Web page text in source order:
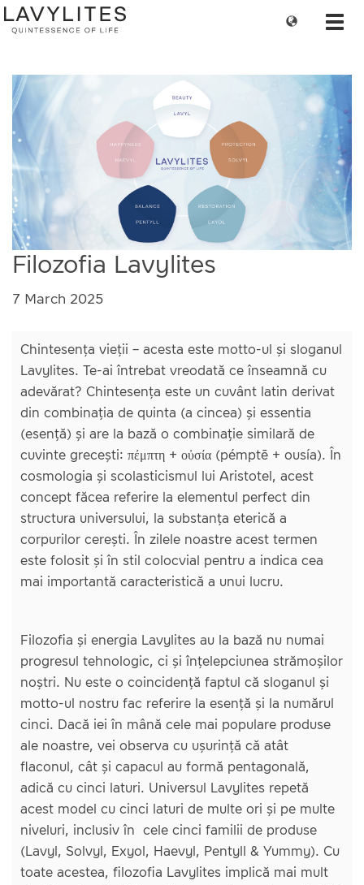
Change
Filozofia Lavylites
7 March 2025
Chintesența vieții – acesta este motto-ul și sloganul
Lavylites. Te-ai întrebat vreodată ce înseamnă cu
adevărat? Chintesența este un cuvânt latin derivat
din combinația de quinta (a cincea) și essentia
(esență) și are la bază o combinație similară de
cuvinte grecești: πέμπτη + οὐσία (pémptē + ousía). În
cosmologia și scolasticismul lui Aristotel, acest
concept făcea referire la elementul perfect din
structura universului, la substanța eterică a
corpurilor cerești. În zilele noastre acest termen
este folosit și în stil colocvial pentru a indica cea
mai importantă caracteristică a unui lucru.
Filozofia și energia Lavylites au la bază nu numai
progresul tehnologic, ci și înțelepciunea strămoșilor
noștri. Nu este o coincidență faptul că sloganul și
motto-ul nostru fac referire la esență și la numărul
cinci. Dacă iei în mână cele mai populare produse
ale noastre, vei observa cu ușurință că atât
flaconul, cât și capacul au formă pentagonală,
adică cu cinci laturi. Universul Lavylites repetă
acest model cu cinci laturi de multe ori și pe multe
niveluri, inclusiv în cele cinci familii de produse
(Lavyl, Solvyl, Exyol, Haevyl, Pentyll & Yummy). Cu
toate acestea, filozofia Lavylites implică mai mult